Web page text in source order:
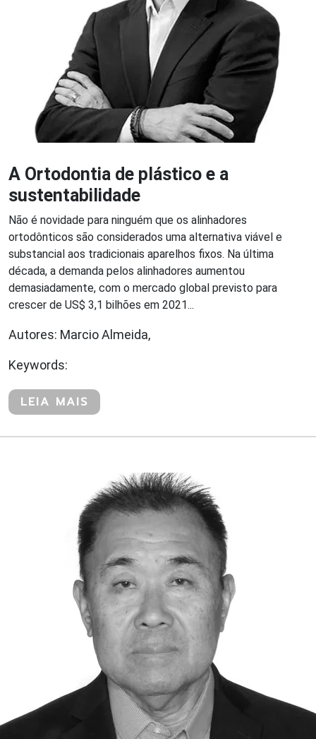
A Ortodontia de plástico e a
sustentabilidade
Não é novidade para ninguém que os alinhadores
ortodônticos são considerados uma alternativa viável e
substancial aos tradicionais aparelhos fixos. Na última
década, a demanda pelos alinhadores aumentou
demasiadamente, com o mercado global previsto para
crescer de US$ 3,1 bilhões em 2021...
Autores: Marcio Almeida,
Keywords:
LEIA MAIS